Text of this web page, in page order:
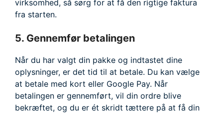
virksomhed, så sørg for at få den rigtige faktura
fra starten.
5. Gennemfør betalingen
Når du har valgt din pakke og indtastet dine
oplysninger, er det tid til at betale. Du kan vælge
at betale med kort eller Google Pay. Når
betalingen er gennemført, vil din ordre blive
bekræftet, og du er ét skridt tættere på at få din